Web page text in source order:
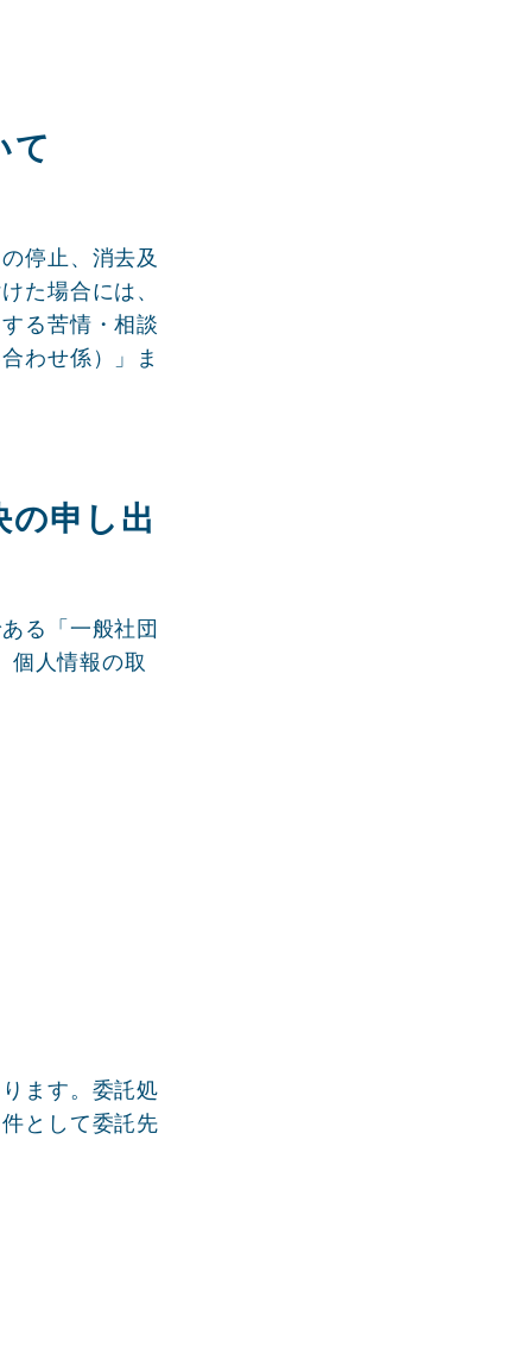
て
停止、消去及
た場合には、
る苦情・相談
わせ係）」ま
の申し出
る「一般社団
個人情報の取
ます。委託処
として委託先